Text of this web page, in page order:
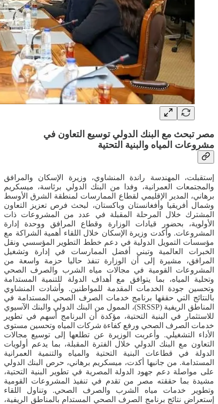
مصر تبحث مع البنك الدولي توسيع التعاون في
مشروعات المياه والبنية التحتية
إستقبلت، المهندسة راندة المنشاوي، وزيرة الإسكان والمرافق
والمجتمعات العمرانية، وفدا من البنك الدولي برئاسة، ميسكريم
برهاني، المدير الإقليمي لقطاع الممارسات لمنطقة الشرق الأوسط
وشمال أفريقيا وأفغانستان وباكستان، لبحث فرص تعزيز التعاون
المشترك خلال المرحلة المقبلة في عدد من المشروعات ذات
الأولوية، بحضور قيادات الوزارة وقطاع المرافق ووحدة إدارة
المشروعات. وأكدت وزيرة الإسكان خلال اللقاء أهمية الشراكة مع
مؤسسات التمويل الدولية في دعم خطط التطوير المؤسسي ونقل
الخبرات العالمية وتبني أفضل الممارسات في إدارة وتشغيل
المرافق، مشيرة إلى أن الوزارة تنفذ حاليا حزمة واسعة من
المشروعات القومية في مجالات مياه الشرب والصرف الصحي
وتحلية المياه، بما يتوافق مع أهداف الدولة للتنمية المستدامة
وتحسين جودة الخدمات المقدمة للمواطنين. وأشادت المنشاوي
بالنتائج التي حققها برنامج خدمات الصرف الصحي المستدامة في
المناطق الريفية (SRSSP)، الممول من البنك الدولي والبنك الآسيوي
للاستثمار في البنية التحتية، مؤكدة أن البرنامج أسهم في تطوير
خدمات الصرف الصحي ورفع كفاءة شركات المياه وتحسين مستوى
الأداء التشغيلي. وأعربت الوزيرة عن تطلعها إلى توسيع مجالات
التعاون مع البنك الدولي خلال الفترة المقبلة، بما يدعم أولويات
الدولة في قطاعات البنية التحتية والمياه والتنمية العمرانية
المستدامة. من جانبها أكدت، ميسكريم برهاني، حرص البنك الدولي
على مواصلة دعم جهود الدولة المصرية في تطوير البنية التحتية،
مشيدة بما حققته مصر من تقدم في تنفيذ المشروعات القومية
وتطوير خدمات مياه الشرب والصرف الصحي. وتناول اللقاء
إستعراض نتائج برنامج الصرف الصحي المستدام بالمناطق الريفية،